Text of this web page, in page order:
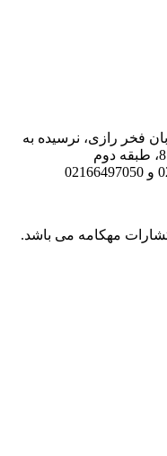
فخر رازی، نرسیده به
مهکامه می باشد.